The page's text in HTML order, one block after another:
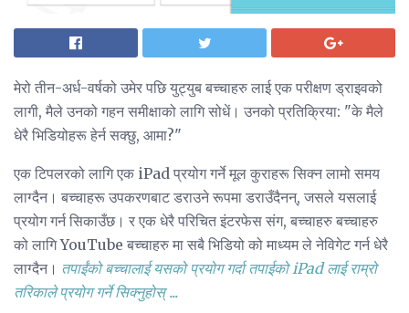
मेरो तीन-अर्ध-वर्षको उमेर पछि युट्युब बच्चाहरु लाई एक परीक्षण ड्राइवको
लागी, मैले उनको गहन समीक्षाको लागि सोधें। उनको प्रतिक्रिया: "के मैले
धेरै भिडियोहरू हेर्न सक्छु, आमा?"
एक टिपलरको लागि एक iPad प्रयोग गर्ने मूल कुराहरू सिक्न लामो समय
लाग्दैन। बच्चाहरू उपकरणबाट डराउने रूपमा डराउँदैनन्, जसले यसलाई
प्रयोग गर्न सिकाउँछ। र एक धेरै परिचित इंटरफेस संग, बच्चाहरु बच्चाहरु
को लागि YouTube बच्चाहरु मा सबै भिडियो को माध्यम ले नेविगेट गर्न धेरै
लाग्दैन। तपाईंको बच्चालाई यसको प्रयोग गर्दा तपाईको iPad लाई राम्रो
तरिकाले प्रयोग गर्ने सिक्नुहोस् ...